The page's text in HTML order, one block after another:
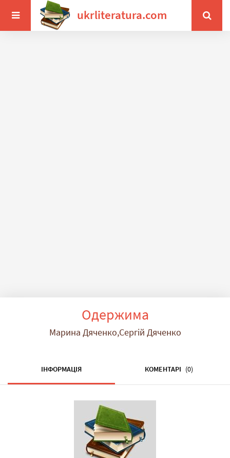
ukrliteratura.com
Одержима
Марина Дяченко,Сергій Дяченко
ІНФОРМАЦІЯ КОМЕНТАРІ (0)